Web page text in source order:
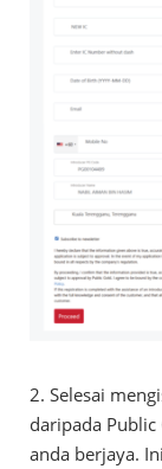
2. Selesai
daripada
anda berjaya.